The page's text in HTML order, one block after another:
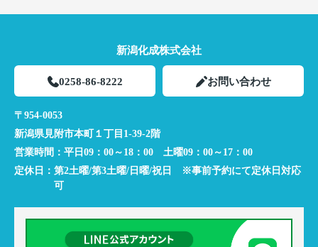
新潟化成株式会社
0258-86-8222 お問い合わせ
〒954-0053
新潟県見附市本町１丁目1-39-2階
営業時間： 平日09：00～18：00 土曜09：00～17：00
定休日： 第2土曜/第3土曜/日曜/祝日 ※事前予約にて定休日対応
可